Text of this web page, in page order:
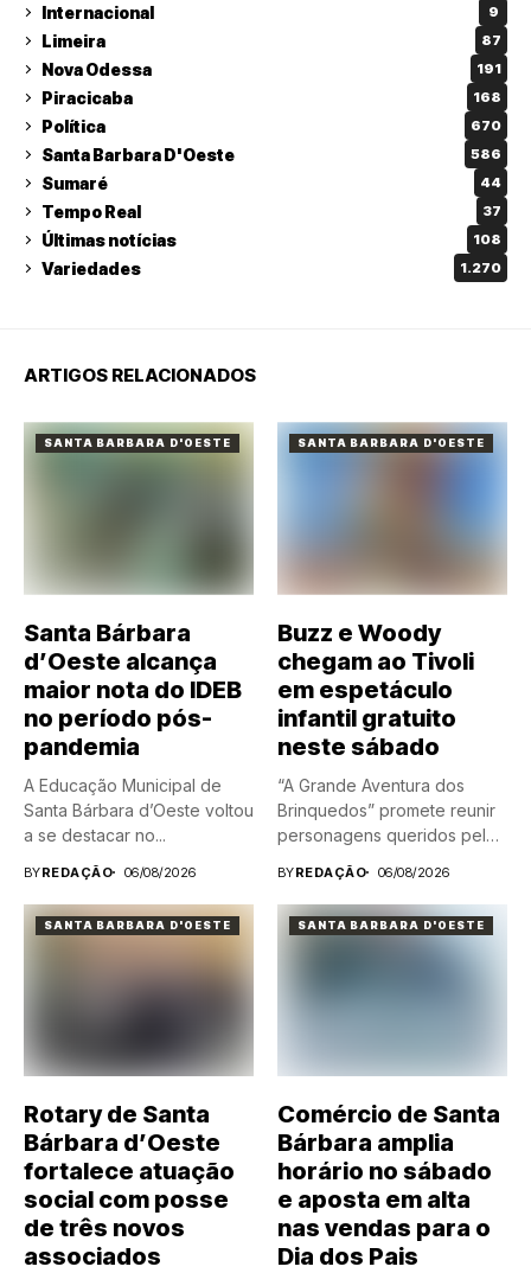
Internacional 9
Limeira 87
Nova Odessa 191
Piracicaba 168
Política 670
Santa Barbara D'Oeste 586
Sumaré 44
Tempo Real 37
Últimas notícias 108
Variedades 1.270
ARTIGOS RELACIONADOS
SANTA BARBARA D'OESTE
Santa Bárbara
d’Oeste alcança
maior nota do IDEB
no período pós-
pandemia
A Educação Municipal de
Santa Bárbara d’Oeste voltou
a se destacar no...
BYREDAÇÃO 06/08/2026
SANTA BARBARA D'OESTE
Buzz e Woody
chegam ao Tivoli
em espetáculo
infantil gratuito
neste sábado
“A Grande Aventura dos
Brinquedos” promete reunir
personagens queridos pelas
BYREDAÇÃO 06/08/2026
SANTA BARBARA D'OESTE
Rotary de Santa
Bárbara d’Oeste
fortalece atuação
social com posse
de três novos
associados
SANTA BARBARA D'OESTE
Comércio de Santa
Bárbara amplia
horário no sábado
e aposta em alta
nas vendas para o
Dia dos Pais